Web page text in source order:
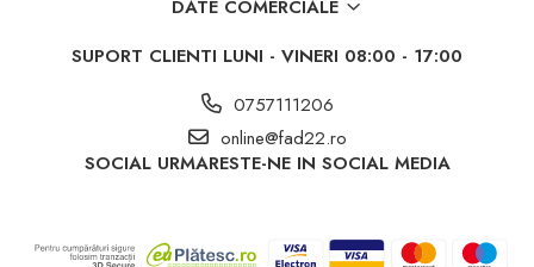
Redresoare si compresoare auto
Fitinguri PEHD
Baghete polistiren
DATE COMERCIALE
SUPORT CLIENTI LUNI - VINERI 08:00 - 17:00
0757111206
online@fad22.ro
SOCIAL URMARESTE-NE IN SOCIAL MEDIA